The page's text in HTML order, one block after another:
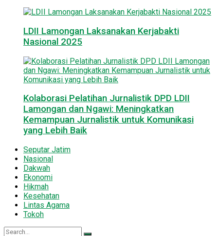
LDII Lamongan Laksanakan Kerjabakti
Nasional 2025
Kolaborasi Pelatihan Jurnalistik DPD LDII
Lamongan dan Ngawi: Meningkatkan
Kemampuan Jurnalistik untuk Komunikasi
yang Lebih Baik
Seputar Jatim
Nasional
Dakwah
Ekonomi
Hikmah
Kesehatan
Lintas Agama
Tokoh